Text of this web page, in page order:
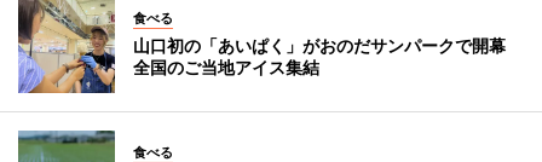
食べる
山口初の「あいぱく」がおのだサンパークで開幕
全国のご当地アイス集結
食べる